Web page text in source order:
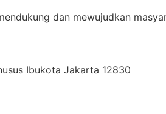
dan mewujudkan
Ibukota Jakarta 12830